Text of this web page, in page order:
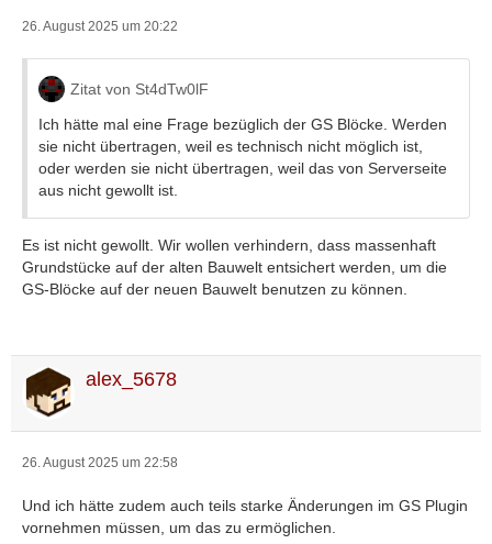
26. August 2025 um 20:22
Zitat von St4dTw0lF
Ich hätte mal eine Frage bezüglich der GS Blöcke. Werden
sie nicht übertragen, weil es technisch nicht möglich ist,
oder werden sie nicht übertragen, weil das von Serverseite
aus nicht gewollt ist.
Es ist nicht gewollt. Wir wollen verhindern, dass massenhaft
Grundstücke auf der alten Bauwelt entsichert werden, um die
GS-Blöcke auf der neuen Bauwelt benutzen zu können.
alex_5678
26. August 2025 um 22:58
Und ich hätte zudem auch teils starke Änderungen im GS Plugin
vornehmen müssen, um das zu ermöglichen.